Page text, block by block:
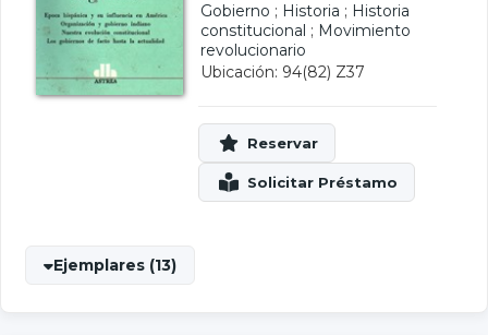
Gobierno ; Historia ; Historia
constitucional ; Movimiento
revolucionario
Ubicación: 94(82) Z37
Ejemplares (13)